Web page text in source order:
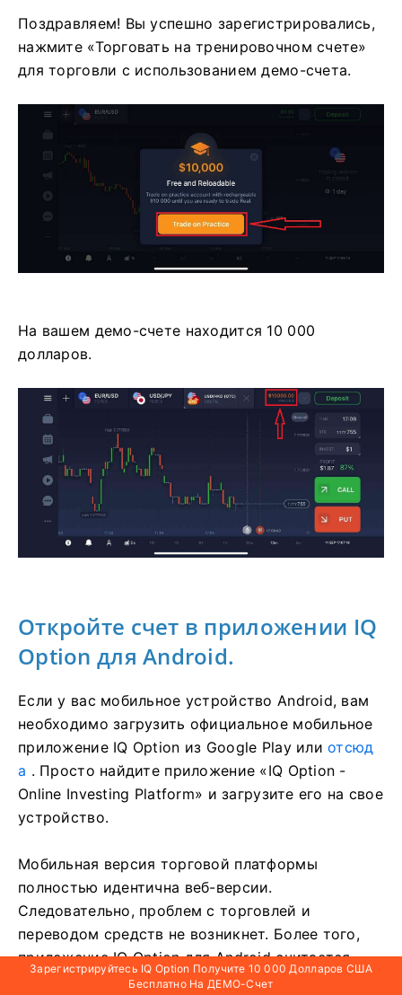
Поздравляем! Вы успешно зарегистрировались,
нажмите «Торговать на тренировочном счете»
для торговли с использованием демо-счета.
На вашем демо-счете находится 10 000
долларов.
Откройте счет в приложении IQ
Option для Android.
Если у вас мобильное устройство Android, вам
необходимо загрузить официальное мобильное
приложение IQ Option из Google Play илиотсюд
а . Просто найдите приложение «IQ Option -
Online Investing Platform» и загрузите его на свое
устройство.
Мобильная версия торговой платформы
полностью идентична веб-версии.
Следовательно, проблем с торговлей и
переводом средств не возникнет. Более того,
приложение IQ Option для Android считается
лучшим приложением для онлайн-торговли.
Зарегистрируйтесь IQ Option Получите 10 000 Долларов США
Бесплатно На ДЕМО-Счет